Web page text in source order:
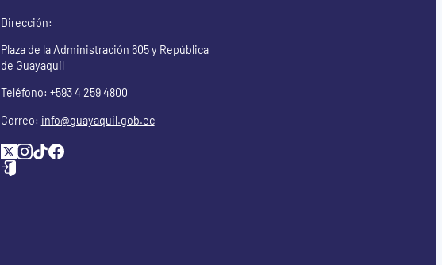
Dirección:
Plaza de la Administración 605 y República
de Guayaquil
Teléfono: +593 4 259 4800
Correo: info@guayaquil.gob.ec